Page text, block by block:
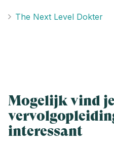
The Next Level Dokter
Mogelijk vind
interessant